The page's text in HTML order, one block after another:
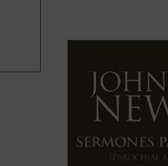
textos reunidos
de los
Sermones
formaron parte
al catolicismo,
en la ... (ver ficha)